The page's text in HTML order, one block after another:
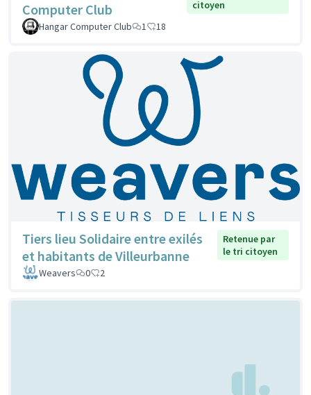
Computer Club
citoyen
Hangar Computer Club
1 18
Tiers lieu Solidaire entre exilés
et habitants de Villeurbanne
Retenue par
le tri citoyen
Weavers
0 2